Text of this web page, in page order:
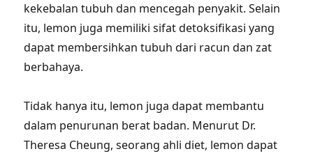
kekebalan tubuh dan mencegah penyakit. Selain
itu, lemon juga memiliki sifat detoksifikasi yang
dapat membersihkan tubuh dari racun dan zat
berbahaya.
Tidak hanya itu, lemon juga dapat membantu
dalam penurunan berat badan. Menurut Dr.
Theresa Cheung, seorang ahli diet, lemon dapat